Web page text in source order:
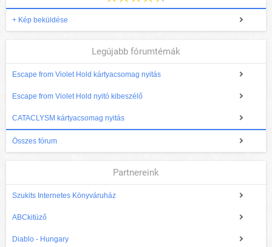
+ Kép beküldése
Legújabb fórumtémák
Escape from Violet Hold kártyacsomag nyitás
Escape from Violet Hold nyitó kibeszélő
CATACLYSM kártyacsomag nyitás
Összes fórum
Partnereink
Szukits Internetes Könyváruház
ABCkitüző
Diablo - Hungary